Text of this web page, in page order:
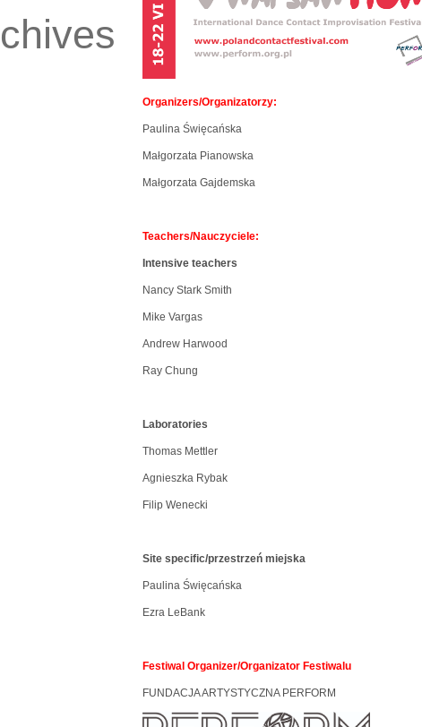
Organizers/Organizatorzy:
Paulina Święcańska
Małgorzata Pianowska
Małgorzata Gajdemska
Teachers/Nauczyciele:
Intensive teachers
Nancy Stark Smith
Mike Vargas
Andrew Harwood
Ray Chung
Laboratories
Thomas Mettler
Agnieszka Rybak
Filip Wenecki
Site specific/przestrzeń miejska
Paulina Święcańska
Ezra LeBank
Festiwal Organizer/Organizator Festiwalu
FUNDACJA ARTYSTYCZNA PERFORM